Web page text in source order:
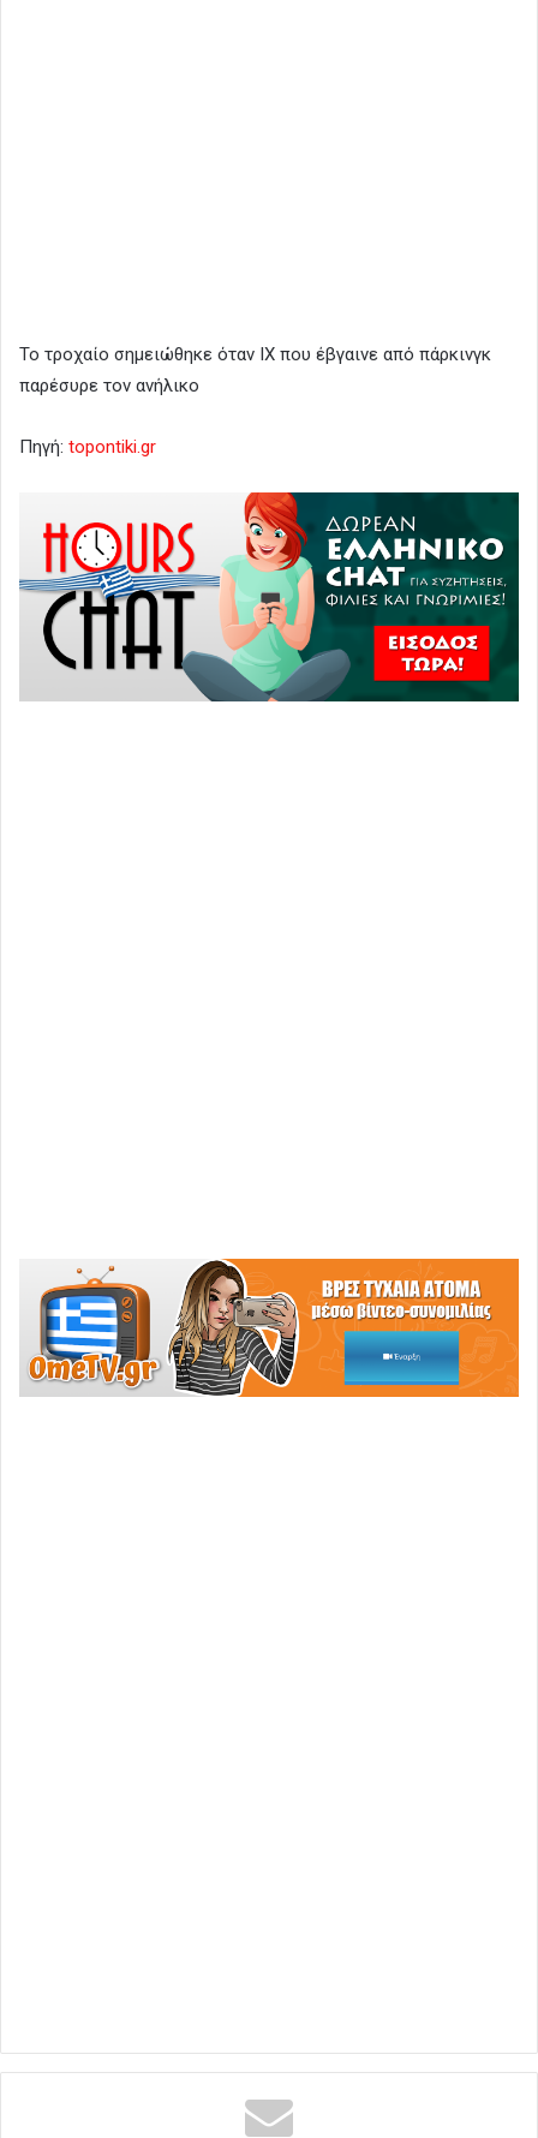
Το τροχαίο σημειώθηκε όταν ΙΧ που έβγαινε από πάρκινγκ
παρέσυρε τον ανήλικο
Πηγή: topontiki.gr